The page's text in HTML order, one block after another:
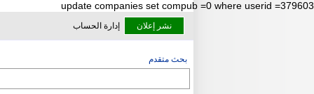
update companies set compub =0 where userid =379603
نشر إعلان إدارة الحساب
بحث متقدم